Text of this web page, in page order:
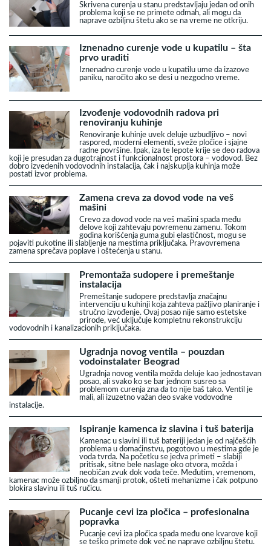
Skrivena curenja u stanu predstavljaju jedan od onih
problema koji se ne primete odmah, ali mogu da
naprave ozbiljnu štetu ako se na vreme ne otkriju.
Iznenadno curenje vode u kupatilu – šta
prvo uraditi
Iznenadno curenje vode u kupatilu ume da izazove
paniku, naročito ako se desi u nezgodno vreme.
Izvođenje vodovodnih radova pri
renoviranju kuhinje
Renoviranje kuhinje uvek deluje uzbudljivo – novi
raspored, moderni elementi, sveže pločice i sjajne
radne površine. Ipak, iza te lepote krije se deo radova
koji je presudan za dugotrajnost i funkcionalnost prostora – vodovod. Bez
dobro izvedenih vodovodnih instalacija, čak i najskuplja kuhinja može
postati izvor problema.
Zamena creva za dovod vode na veš
mašini
Crevo za dovod vode na veš mašini spada među
delove koji zahtevaju povremenu zamenu. Tokom
godina korišćenja guma gubi elastičnost, mogu se
pojaviti pukotine ili slabljenje na mestima priključaka. Pravovremena
zamena sprečava poplave i oštećenja u stanu.
Premontaža sudopere i premeštanje
instalacija
Premeštanje sudopere predstavlja značajnu
intervenciju u kuhinji koja zahteva pažljivo planiranje i
stručno izvođenje. Ovaj posao nije samo estetske
prirode, već uključuje kompletnu rekonstrukciju
vodovodnih i kanalizacionih priključaka.
Ugradnja novog ventila – pouzdan
vodoinstalater Beograd
Ugradnja novog ventila možda deluje kao jednostavan
posao, ali svako ko se bar jednom susreo sa
problemom curenja zna da to nije baš tako. Ventil je
mali, ali izuzetno važan deo svake vodovodne
instalacije.
Ispiranje kamenca iz slavina i tuš baterija
Kamenac u slavini ili tuš bateriji jedan je od najčešćih
problema u domaćinstvu, pogotovo u mestima gde je
voda tvrda. Na početku se jedva primeti – slabiji
pritisak, sitne bele naslage oko otvora, možda i
neobičan zvuk dok voda teče. Međutim, vremenom,
kamenac može ozbiljno da smanji protok, ošteti mehanizme i čak potpuno
blokira slavinu ili tuš ručicu.
Pucanje cevi iza pločica – profesionalna
popravka
Pucanje cevi iza pločica spada među one kvarove koji
se teško primete dok već ne naprave ozbiljnu štetu.